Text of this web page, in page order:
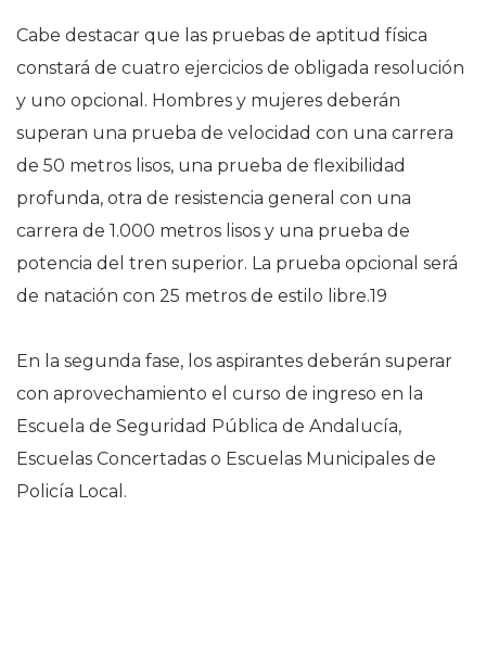
Cabe destacar que las pruebas de aptitud física
constará de cuatro ejercicios de obligada resolución
y uno opcional. Hombres y mujeres deberán
superan una prueba de velocidad con una carrera
de 50 metros lisos, una prueba de flexibilidad
profunda, otra de resistencia general con una
carrera de 1.000 metros lisos y una prueba de
potencia del tren superior. La prueba opcional será
de natación con 25 metros de estilo libre.19
En la segunda fase, los aspirantes deberán superar
con aprovechamiento el curso de ingreso en la
Escuela de Seguridad Pública de Andalucía,
Escuelas Concertadas o Escuelas Municipales de
Policía Local.